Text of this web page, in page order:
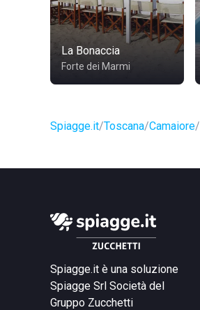
La Bonaccia
Forte dei Marmi
Spiagge.it Toscana Camaiore
Spiagge.it è una soluzione
Spiagge Srl Società del
Gruppo Zucchetti